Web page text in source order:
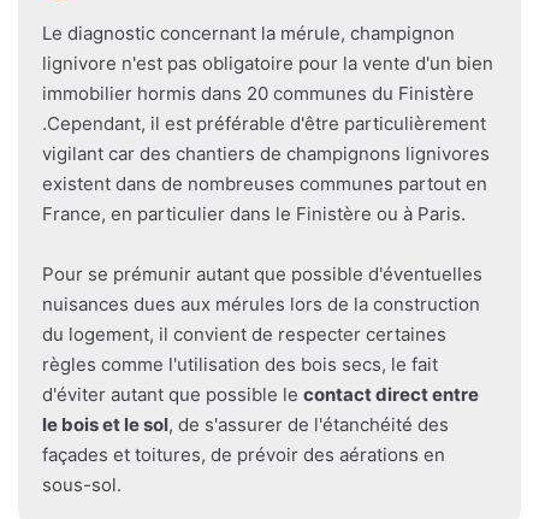
Le diagnostic concernant la mérule, champignon
lignivore n'est pas obligatoire pour la vente d'un bien
immobilier hormis dans 20 communes du Finistère
.Cependant, il est préférable d'être particulièrement
vigilant car des chantiers de champignons lignivores
existent dans de nombreuses communes partout en
France, en particulier dans le Finistère ou à Paris.
Pour se prémunir autant que possible d'éventuelles
nuisances dues aux mérules lors de la construction
du logement, il convient de respecter certaines
règles comme l'utilisation des bois secs, le fait
d'éviter autant que possible le contact direct entre
le bois et le sol, de s'assurer de l'étanchéité des
façades et toitures, de prévoir des aérations en
sous-sol.